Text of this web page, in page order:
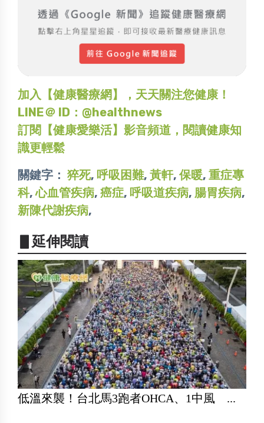
加入【健康醫療網】，天天關注您健康！
LINE＠ ID：@healthnews
訂閱【健康愛樂活】影音頻道，閱讀健康知
識更輕鬆
關鍵字： 猝死, 呼吸困難, 黃軒, 保暖, 重症專
科,心血管疾病, 癌症, 呼吸道疾病, 腸胃疾病,
新陳代謝疾病,
▋延伸閱讀
低溫來襲！台北馬3跑者OHCA、1中風 ...